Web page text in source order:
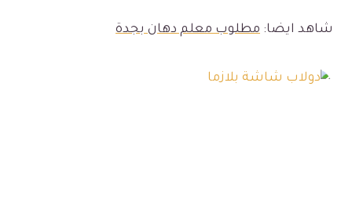
شاهد ايضا: مطلوب معلم دهان بجدة